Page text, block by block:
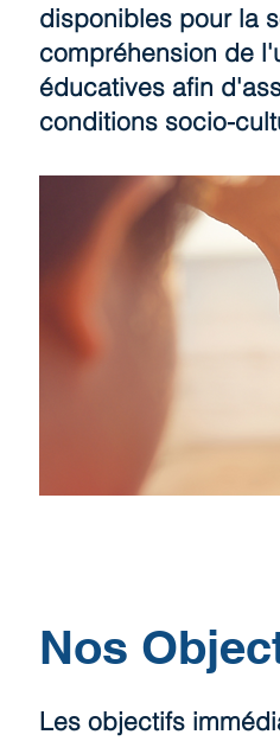
disponibles pour la
compréhension de
éducatives afin
conditions socio-
Nos
Les objectifs